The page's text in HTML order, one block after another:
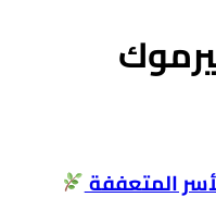
المتعففة